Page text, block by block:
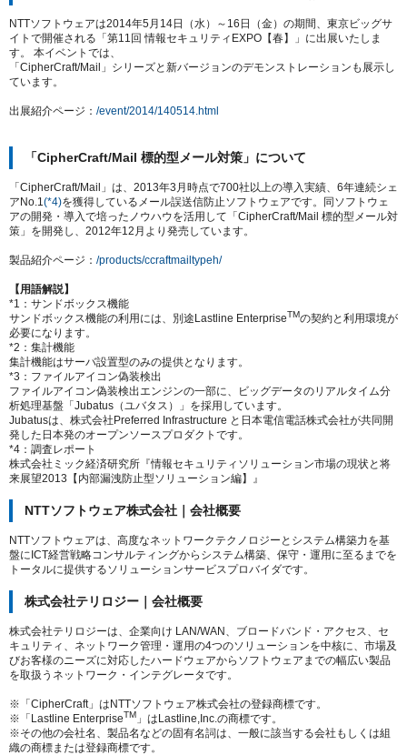
NTTソフトウェアは2014年5月14日（水）～16日（金）の期間、東京ビッグサ
イトで開催される「第11回 情報セキュリティEXPO【春】」に出展いたしま
す。 本イベントでは、
「CipherCraft/Mail」シリーズと新バージョンのデモンストレーションも展示し
ています。
出展紹介ページ： /event/2014/140514.html
「CipherCraft/Mail 標的型メール対策」について
「CipherCraft/Mail」は、2013年3月時点で700社以上の導入実績、6年連続シェ
アNo.1 (*4)を獲得しているメール誤送信防止ソフトウェアです。同ソフトウェ
アの開発・導入で培ったノウハウを活用して「CipherCraft/Mail 標的型メール対
策」を開発し、2012年12月より発売しています。
製品紹介ページ： /products/ccraftmailtypeh/
【用語解説】
*1：サンドボックス機能
サンドボックス機能の利用には、別途Lastline EnterpriseTMの契約と利用環境が
必要になります。
*2：集計機能
集計機能はサーバ設置型のみの提供となります。
*3：ファイルアイコン偽装検出
ファイルアイコン偽装検出エンジンの一部に、ビッグデータのリアルタイム分
析処理基盤「Jubatus（ユバタス）」を採用しています。
Jubatusは、株式会社Preferred Infrastructure と日本電信電話株式会社が共同開
発した日本発のオープンソースプロダクトです。
*4：調査レポート
株式会社ミック経済研究所『情報セキュリティソリューション市場の現状と将
来展望2013【内部漏洩防止型ソリューション編】』
NTTソフトウェア株式会社｜会社概要
NTTソフトウェアは、高度なネットワークテクノロジーとシステム構築力を基
盤にICT経営戦略コンサルティングからシステム構築、保守・運用に至るまでを
トータルに提供するソリューションサービスプロバイダです。
株式会社テリロジー｜会社概要
株式会社テリロジーは、企業向け LAN/WAN、ブロードバンド・アクセス、セ
キュリティ、ネットワーク管理・運用の4つのソリューションを中核に、市場及
びお客様のニーズに対応したハードウェアからソフトウェアまでの幅広い製品
を取扱うネットワーク・インテグレータです。
※「CipherCraft」はNTTソフトウェア株式会社の登録商標です。
※「Lastline EnterpriseTM 」はLastline,Inc.の商標です。
※その他の会社名、製品名などの固有名詞は、一般に該当する会社もしくは組
織の商標または登録商標です。